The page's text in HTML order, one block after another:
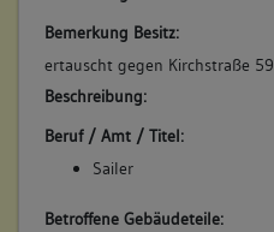
Bemerkung Besitz:
ertauscht gegen Kirchstraße 59
Beschreibung:
Beruf / Amt / Titel:
Sailer
Betroffene Gebäudeteile: